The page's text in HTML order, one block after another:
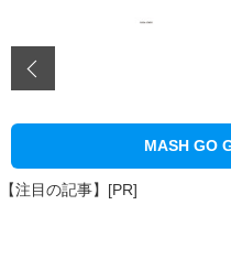
MASH GO
【注目の記事】[PR]